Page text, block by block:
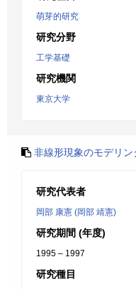
萌芽的研究
研究分野
工学基礎
研究機関
東京大学
非線形現象のモデリ
研究代表者
岡部 康憲 (岡部 靖憲)
研究期間 (年度)
1995 – 1997
研究種目